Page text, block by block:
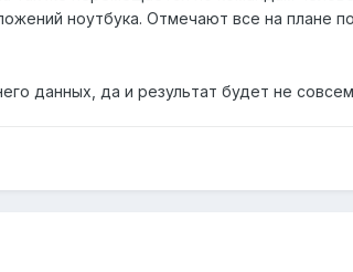
ноутбука. Отмечают все на плане
данных, да и результат будет не